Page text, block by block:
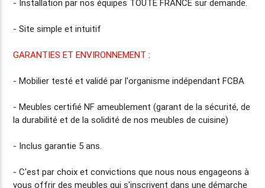
- Installation par nos équipes TOUTE FRANCE sur demande.
- Site simple et intuitif
GARANTIES ET ENVIRONNEMENT:
- Mobilier testé et validé par l'organisme indépendant FCBA
- Meubles certifié NF ameublement (garant de la sécurité, de
la durabilité et de la solidité de nos meubles de cuisine)
- Inclusgarantie 5 ans
- C'est par choix et convictions que nous nous engageons à
vous offrir des meubles qui s'inscrivent dans une démarche